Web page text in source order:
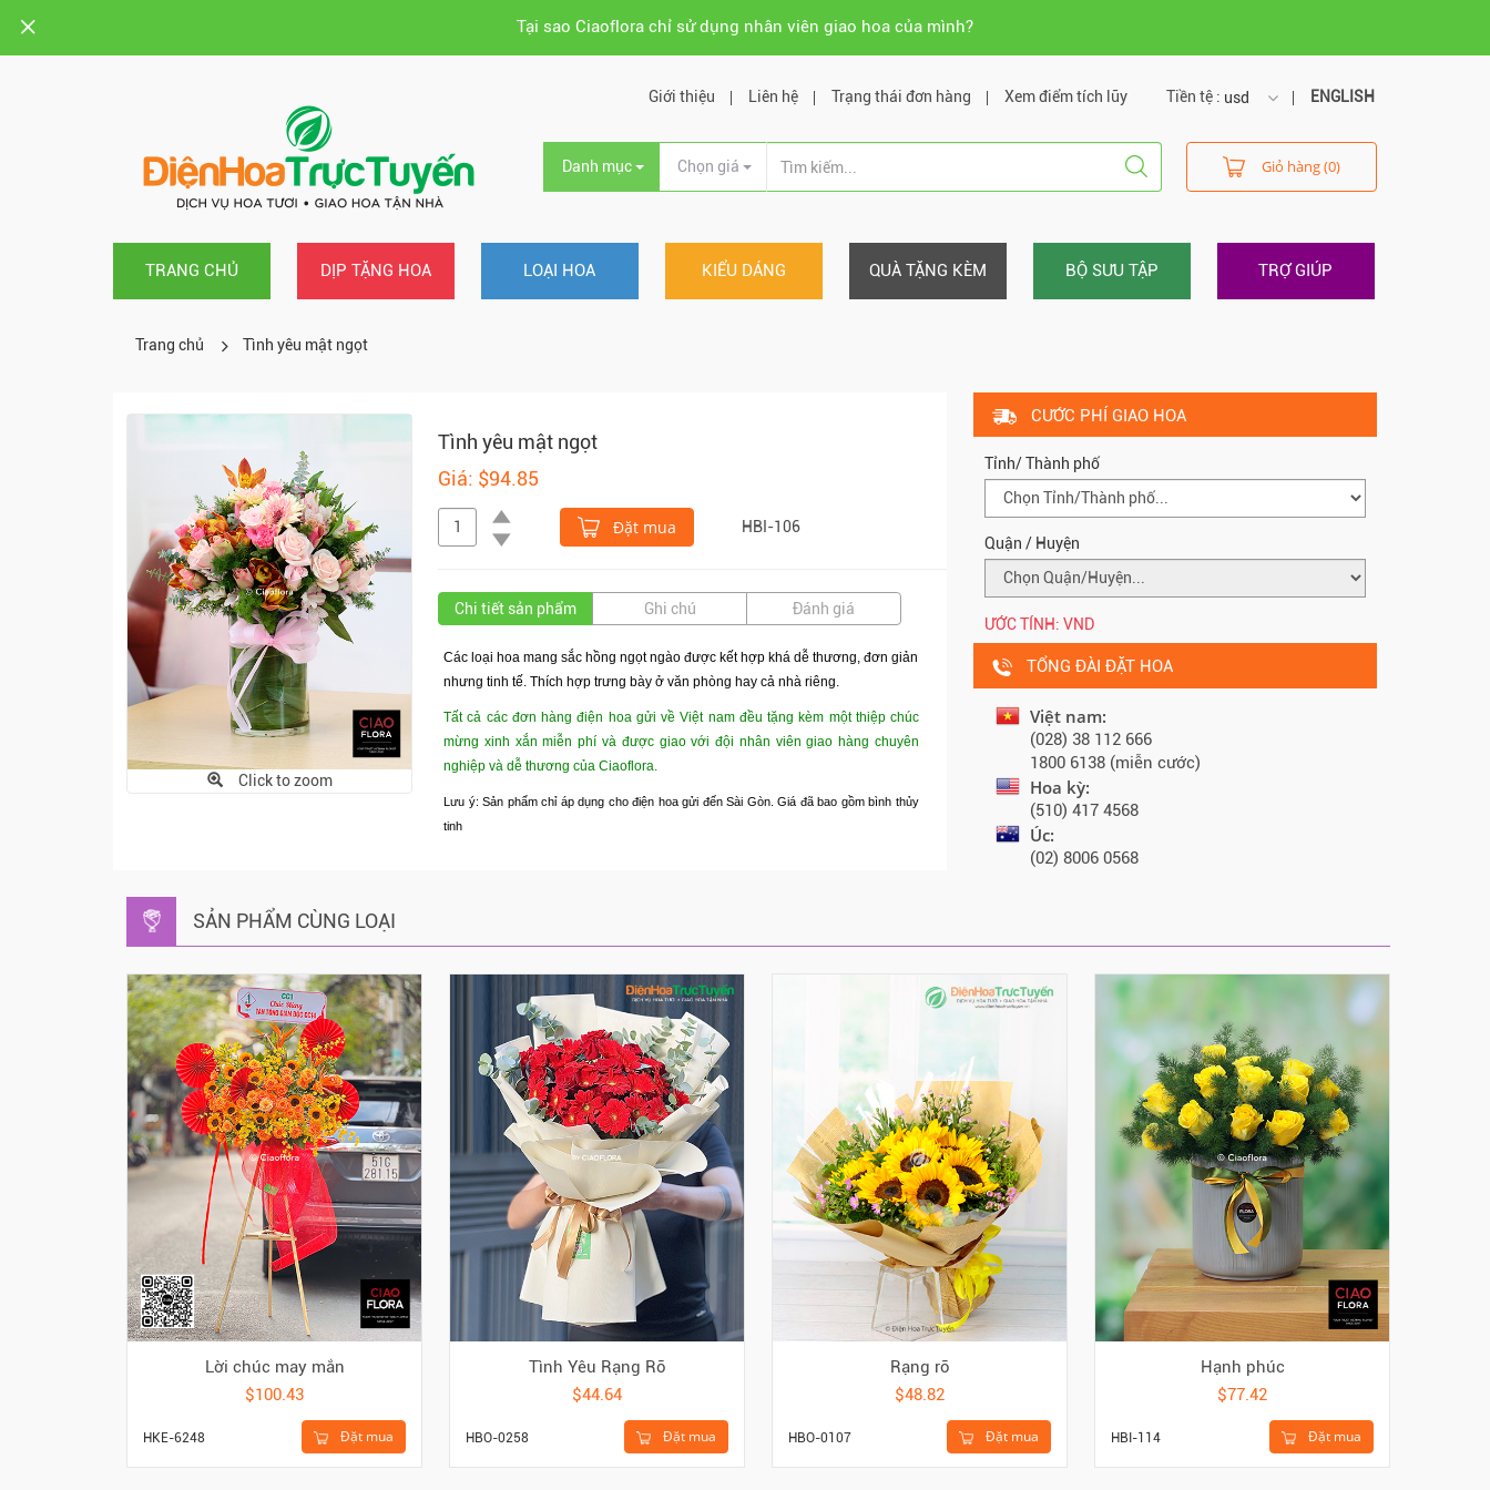
Tại sao Ciaoflora chỉ sử dụng nhân viên giao hoa của mình?
Tiền tệ : usd
usd
vnd
ENGLISH
Giới thiệu Liên hệ Trạng thái đơn hàng Xem điểm tích lũy
Danh mục Chọn giá Giỏ hàng (0)
TRANG CHỦ DỊP TẶNG HOA LOẠI HOA KIỂU DÁNG QUÀ TẶNG KÈM BỘ SƯU TẬP TRỢ GIÚP
Trang chủ Tình yêu mật ngọt
Click to zoom
Tình yêu mật ngọt
Giá: $94.85
Đặt mua HBI-106
Chi tiết sản phẩm Ghi chú Đánh giá
Các loại hoa mang sắc hồng ngọt ngào được kết hợp khá dễ thương, đơn giản
nhưng tinh tế. Thích hợp trưng bày ở văn phòng hay cả nhà riêng.
Tất cả các đơn hàng điện hoa gửi về Việt nam đều tặng kèm một thiệp chúc
mừng xinh xắn miễn phí và được giao với đội nhân viên giao hàng chuyên
nghiệp và dễ thương của Ciaoflora.
Lưu ý: Sản phẩm chỉ áp dụng cho điện hoa gửi đến Sài Gòn. Giá đã bao gồm bình thủy
tinh
CƯỚC PHÍ GIAO HOA
Tỉnh/ Thành phố
Quận / Huyện
ƯỚC TÍNH: VND
TỔNG ĐÀI ĐẶT HOA
Việt nam:
(028) 38 112 666
1800 6138 (miễn cước)
Hoa kỳ:
(510) 417 4568
Úc:
(02) 8006 0568
SẢN PHẨM CÙNG LOẠI
Lời chúc may mắn
$100.43
Đặt mua
HKE-6248
Tình Yêu Rạng Rỡ
$44.64
Đặt mua
HBO-0258
Rạng rỡ
$48.82
Đặt mua
HBO-0107
Hạnh phúc
$77.42
Đặt mua
HBI-114